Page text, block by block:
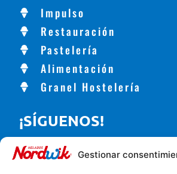
Gestionar
Impulso
Restauración
Pastelería
Alimentación
Granel Hostelería
¡SÍGUENOS!